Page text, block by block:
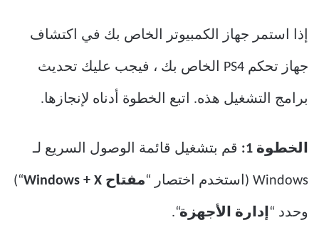
إذا استمر جهاز الكمبيوتر الخاص بك في اكتشاف
جهاز تحكم PS4 الخاص بك ، فيجب عليك تحديث
برامج التشغيل هذه. اتبع الخطوة أدناه لإنجازها.
الخطوة 1: قم بتشغيل قائمة الوصول السريع لـ
Windows (استخدم اختصار “ مفتاح Windows + X “)
وحدد “إدارة الأجهزة“.